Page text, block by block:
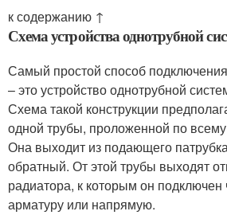
к содержанию ↑
Схема устройства однотрубной
Самый простой способ
– это устройство однотрубной
Схема такой конструкции
одной трубы, проложенной по
Она выходит из подающего
обратный. От этой трубы выходят
радиатора, к которым он подключен
арматуру или напрямую.